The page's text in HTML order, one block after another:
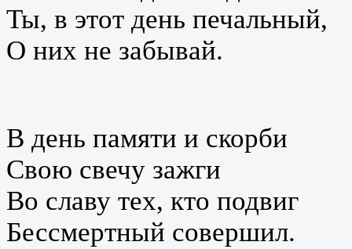
Ты, в этот день печальный,
О них не забывай.
В день памяти и скорби
Свою свечу зажги
Во славу тех, кто подвиг
Бессмертный совершил.